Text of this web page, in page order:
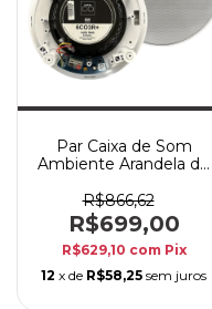
Par Caixa de Som
Ambiente Arandela de
140W Branca
R$866,62
R$699,00
R$629,10 com Pix
12 x de R$58,25 sem juros